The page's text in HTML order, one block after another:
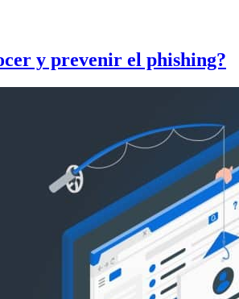
y prevenir el phishing?